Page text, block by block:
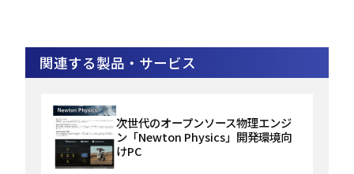
関連する製品・サービス
次世代のオープンソース物理エンジ
ン「Newton Physics」開発環境向
けPC